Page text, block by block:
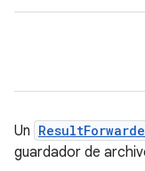
Un
guardador de